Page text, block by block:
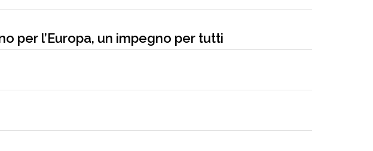
per l’Europa, un impegno per tutti